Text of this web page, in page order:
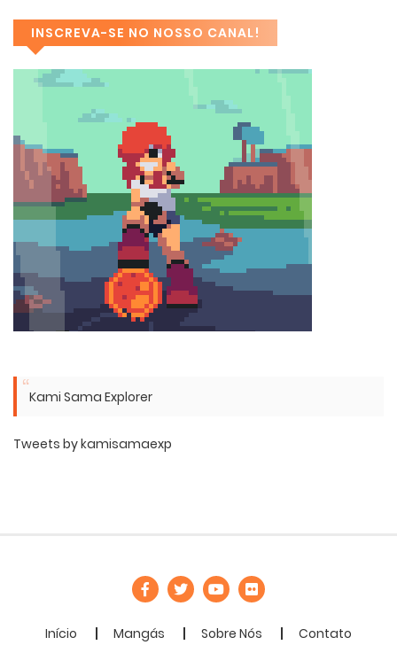
INSCREVA-SE NO NOSSO CANAL!
Kami Sama Explorer
Tweets by kamisamaexp
Início Mangás Sobre Nós Contato